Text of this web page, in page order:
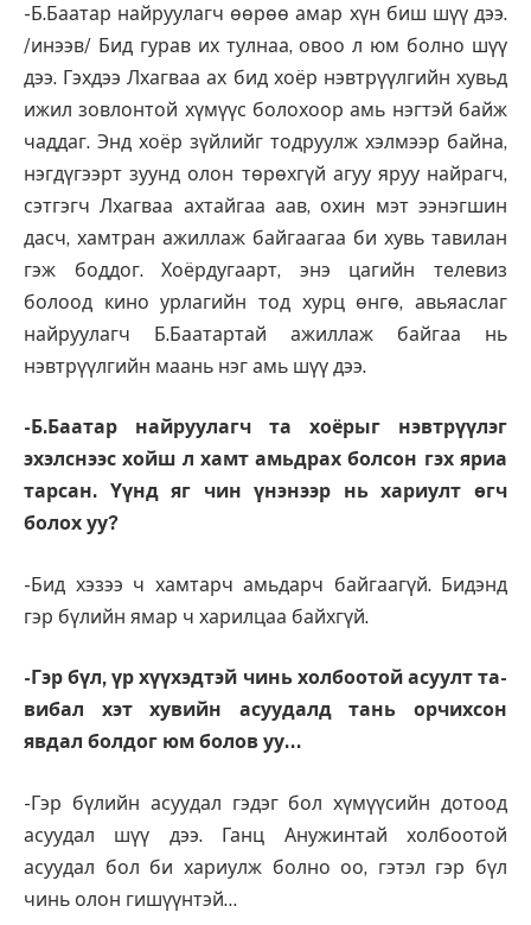
-Б.Баатар найруулагч өөрөө амар хүн биш шүү дээ.
/инээв/ Бид гурав их тулнаа, овоо л юм болно шүү
дээ. Гэхдээ Лхагваа ах бид хоёр нэвтрүүлгийн хувьд
ижил зовлонтой хүмүүс болохоор амь нэгтэй байж
чаддаг. Энд хоёр зүйлийг тодруулж хэлмээр байна,
нэгдүгээрт зуунд олон төрөхгүй агуу яруу найрагч,
сэтгэгч Лхагваа ахтайгаа аав, охин мэт ээнэгшин
дасч, хамтран ажиллаж байгаагаа би хувь тавилан
гэж боддог. Хоёрдугаарт, энэ цагийн телевиз
болоод кино урлагийн тод хурц өнгө, авьяаслаг
найруулагч Б.Баатартай ажиллаж байгаа нь
нэвтрүүлгийн маань нэг амь шүү дээ.
-Б.Баатар найруулагч та хоёрыг нэвтрүүлэг
эхэлснээс хойш л хамт амьдрах болсон гэх яриа
тарсан. Үүнд яг чин үнэнээр нь хариулт өгч
болох уу?
-Бид хэзээ ч хамтарч амьдарч байгаагүй. Бидэнд
гэр бүлийн ямар ч харилцаа байхгүй.
-Гэр бүл, үр хүүхэдтэй чинь холбоотой асуулт та­
вибал хэт хувийн асуудалд тань орчихсон
явдал болдог юм болов уу…
-Гэр бүлийн асуудал гэдэг бол хүмүүсийн дотоод
асуудал шүү дээ. Ганц Анужинтай холбоотой
асуудал бол би хариулж болно оо, гэтэл гэр бүл
чинь олон гишүүнтэй…